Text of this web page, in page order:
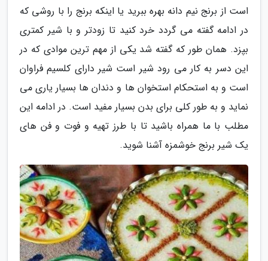
است از برنج نیم دانه بهره ببرید یا اینکه برنج را با روشی که
در ادامه گفته می گردد خرد کنید تا زودتر و با شیر کمتری
بپزد. همان طور که گفته شد یکی از مهم ترین موادی که در
این دسر به کار می رود شیر است شیر دارای کلسیم فراوان
است و به استحکام استخوان ها و دندان ها بسیار یاری می
نماید و به طور کلی برای بدن بسیار مفید است. در ادامه این
مطلب با ما همراه باشید تا با طرز تهیه و فوت و فن های
یک شیر برنج خوشمزه آشنا شوید.